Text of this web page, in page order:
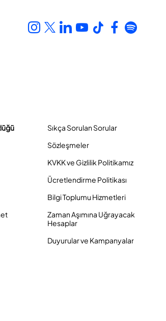
Sıkça Sorulan Sorular
Sözleşmeler
KVKK ve Gizlilik Politikamız
Ücretlendirme Politikası
Bilgi Toplumu Hizmetleri
Zaman Aşımına Uğrayacak
Hesaplar
Duyurular ve Kampanyalar